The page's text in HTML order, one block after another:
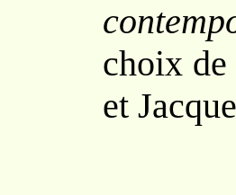
choix
et